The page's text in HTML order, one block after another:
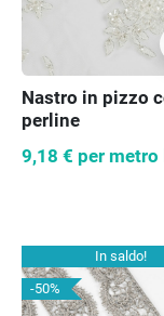
Nastro in pizzo
perline
9,18 € per metro
In saldo!
-50%